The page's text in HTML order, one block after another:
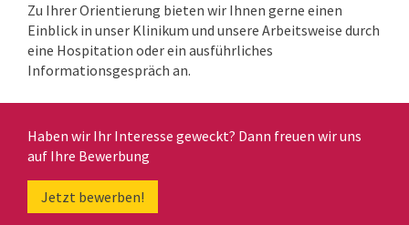
Zu Ihrer Orientierung bieten wir Ihnen gerne einen
Einblick in unser Klinikum und unsere Arbeitsweise durch
eine Hospitation oder ein ausführliches
Informationsgespräch an.
Haben wir Ihr Interesse geweckt? Dann freuen wir uns
auf Ihre Bewerbung
Jetzt bewerben!